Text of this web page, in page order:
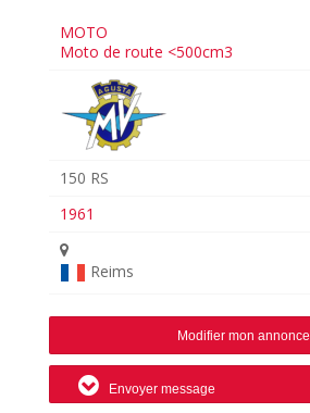
MOTO
Moto de route <500cm3
150 RS
1961
Reims
Modifier mon annonce
Envoyer message